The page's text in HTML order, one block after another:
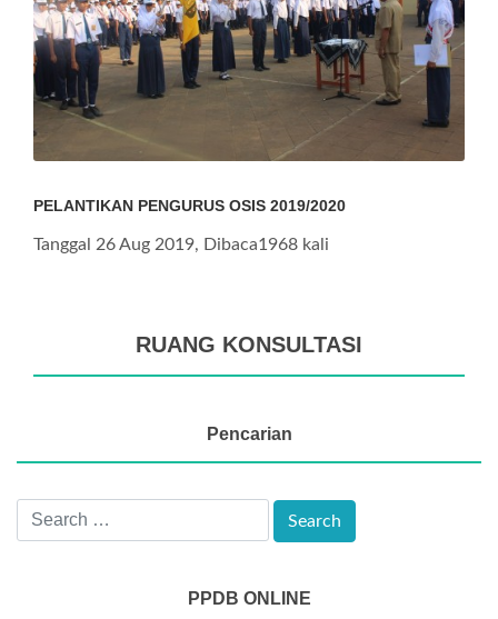
PELANTIKAN PENGURUS OSIS 2019/2020
Tanggal 26 Aug 2019, Dibaca1968 kali
RUANG KONSULTASI
Pencarian
PPDB ONLINE